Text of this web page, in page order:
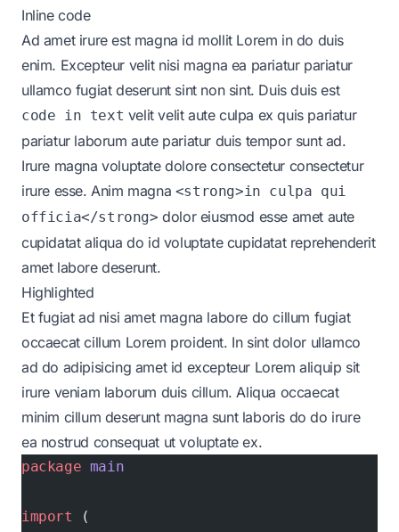
Inline code
Ad amet irure est magna id mollit Lorem in do duis
enim. Excepteur velit nisi magna ea pariatur pariatur
ullamco fugiat deserunt sint non sint. Duis duis est
code in text velit velit aute culpa ex quis pariatur
pariatur laborum aute pariatur duis tempor sunt ad.
Irure magna voluptate dolore consectetur consectetur
irure esse. Anim magna <strong>in culpa qui
officia</strong> dolor eiusmod esse amet aute
cupidatat aliqua do id voluptate cupidatat reprehenderit
amet labore deserunt.
Highlighted
Et fugiat ad nisi amet magna labore do cillum fugiat
occaecat cillum Lorem proident. In sint dolor ullamco
ad do adipisicing amet id excepteur Lorem aliquip sit
irure veniam laborum duis cillum. Aliqua occaecat
minim cillum deserunt magna sunt laboris do do irure
ea nostrud consequat ut voluptate ex.
package main
import (